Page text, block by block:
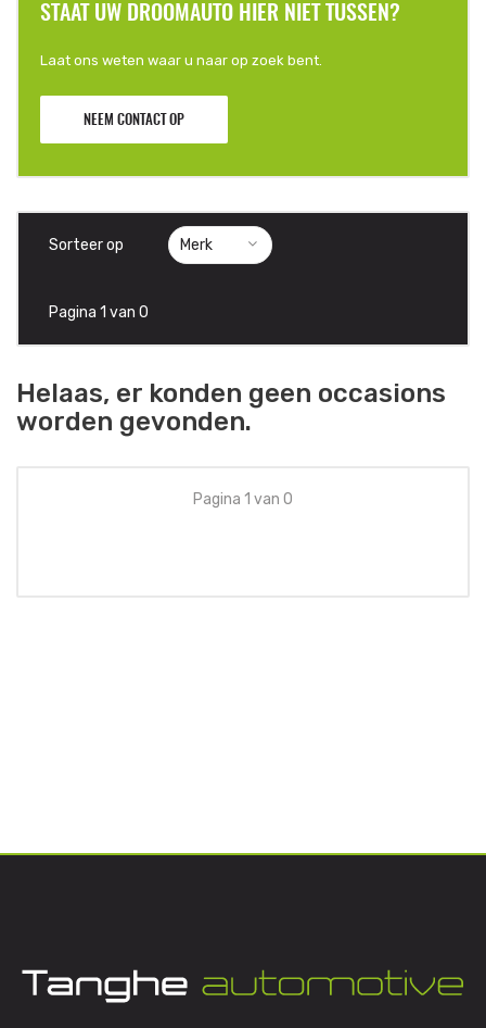
STAAT UW DROOMAUTO HIER NIET TUSSEN?
Laat ons weten waar u naar op zoek bent.
NEEM CONTACT OP
Sorteer op
Pagina 1 van 0
Helaas, er konden geen occasions
worden gevonden.
Pagina 1 van 0